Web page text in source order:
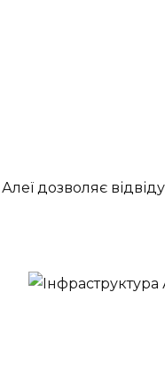
дозволяє